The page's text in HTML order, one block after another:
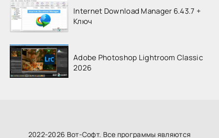
Internet Download Manager 6.43.7 +
Ключ
Adobe Photoshop Lightroom Classic
2026
2022-2026 Вот-Софт. Все программы являются